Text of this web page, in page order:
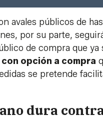
avales públicos de
por su parte,
de compra que
opción a compra
se pretende
dura